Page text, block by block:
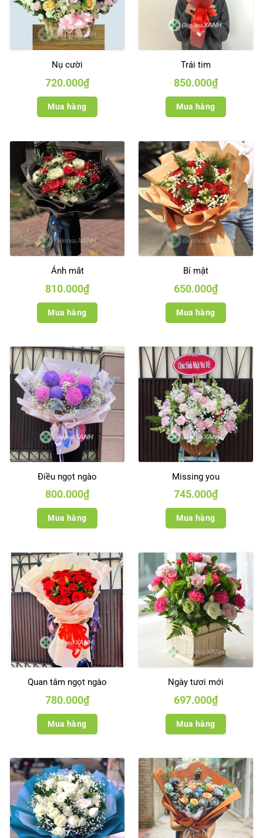
Nụ cười
720.000₫
Mua hàng
Trái tim
850.000₫
Mua hàng
Ánh mắt
810.000₫
Mua hàng
Bí mật
650.000₫
Mua hàng
Điều ngọt ngào
800.000₫
Mua hàng
Missing you
745.000₫
Mua hàng
Quan tâm ngọt ngào
780.000₫
Mua hàng
Ngày tươi mới
697.000₫
Mua hàng